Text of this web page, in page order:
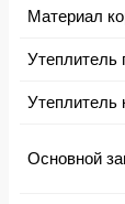
Материал
Утеплитель
Утеплитель
Основной